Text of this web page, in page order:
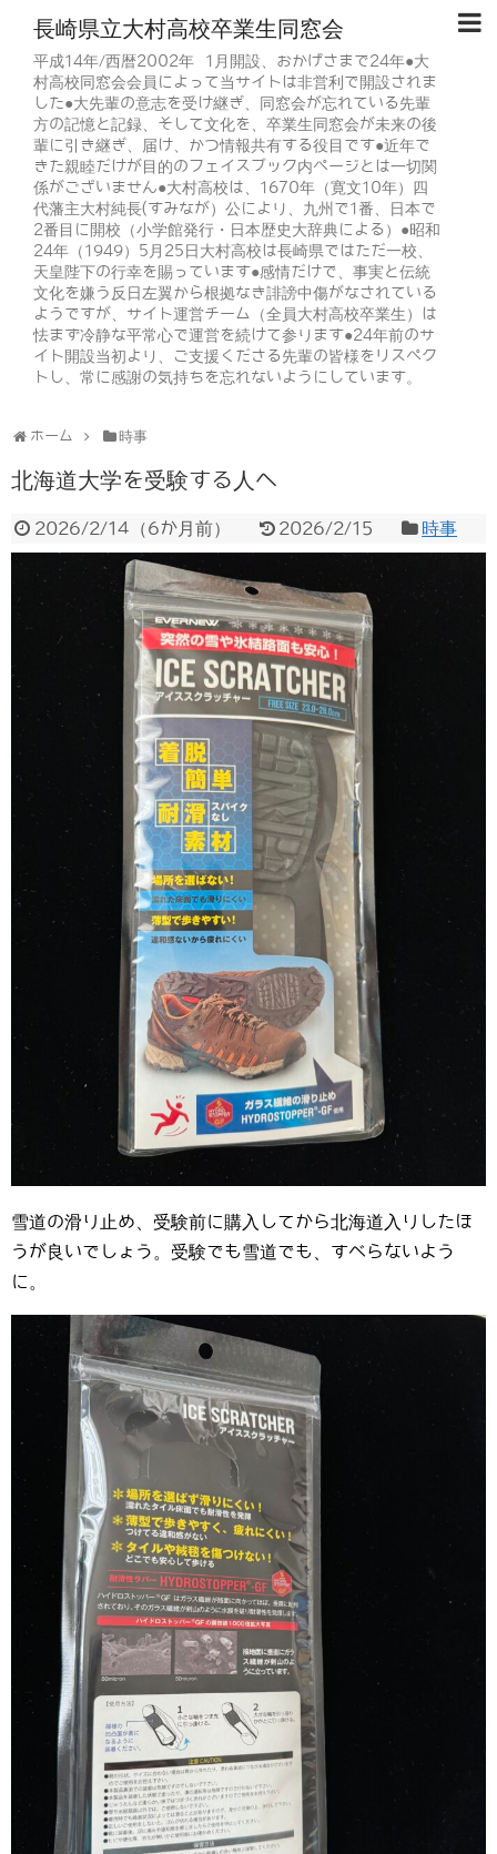
長崎県立大村高校卒業生同窓会
平成14年/西暦2002年 1月開設、おかげさまで24年●大
村高校同窓会会員によって当サイトは非営利で開設されま
した●大先輩の意志を受け継ぎ、同窓会が忘れている先輩
方の記憶と記録、そして文化を、卒業生同窓会が未来の後
輩に引き継ぎ、届け、かつ情報共有する役目です●近年で
きた親睦だけが目的のフェイスブック内ページとは一切関
係がございません●大村高校は、1670年（寛文10年）四
代藩主大村純長(すみなが）公により、九州で1番、日本で
2番目に開校（小学館発行・日本歴史大辞典による）●昭和
24年（1949）5月25日大村高校は長崎県ではただ一校、
天皇陛下の行幸を賜っています●感情だけで、事実と伝統
文化を嫌う反日左翼から根拠なき誹謗中傷がなされている
ようですが、サイト運営チーム（全員大村高校卒業生）は
怯まず冷静な平常心で運営を続けて参ります●24年前のサ
イト開設当初より、ご支援くださる先輩の皆様をリスペク
トし、常に感謝の気持ちを忘れないようにしています。
ホーム 時事
北海道大学を受験する人へ
2026/2/14 （6か月前） 2026/2/15 時事
雪道の滑り止め、受験前に購入してから北海道入りしたほ
うが良いでしょう。受験でも雪道でも、すべらないよう
に。